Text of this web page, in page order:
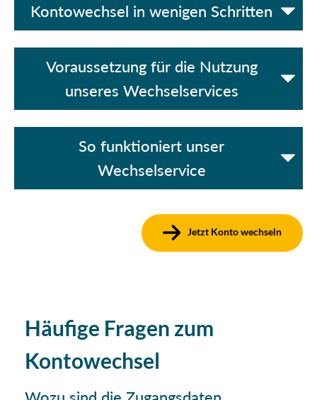
Kontowechsel in wenigen Schritten
Voraussetzung für die Nutzung
unseres Wechselservices
So funktioniert unser
Wechselservice
Jetzt Konto wechseln
Häufige Fragen zum
Kontowechsel